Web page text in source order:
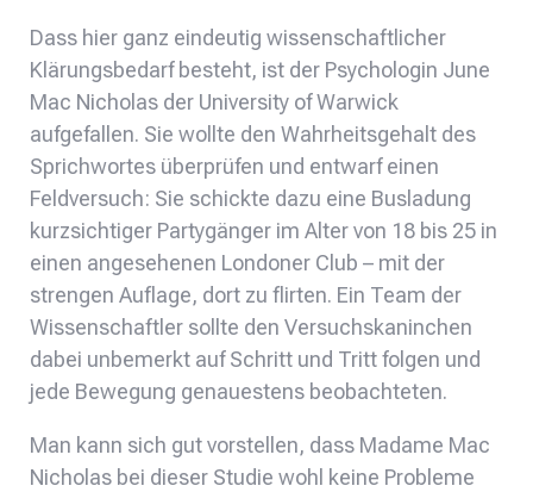
Dass hier ganz eindeutig wissenschaftlicher
Klärungsbedarf besteht, ist der Psychologin June
Mac Nicholas der University of Warwick
aufgefallen. Sie wollte den Wahrheitsgehalt des
Sprichwortes überprüfen und entwarf einen
Feldversuch: Sie schickte dazu eine Busladung
kurzsichtiger Partygänger im Alter von 18 bis 25 in
einen angesehenen Londoner Club – mit der
strengen Auflage, dort zu flirten. Ein Team der
Wissenschaftler sollte den Versuchskaninchen
dabei unbemerkt auf Schritt und Tritt folgen und
jede Bewegung genauestens beobachteten.
Man kann sich gut vorstellen, dass Madame Mac
Nicholas bei dieser Studie wohl keine Probleme